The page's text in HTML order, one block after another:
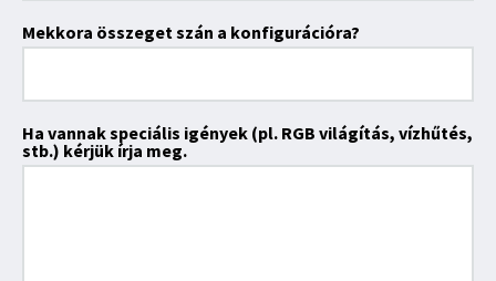
Mekkora összeget szán a konfigurációra?
Ha vannak speciális igények (pl. RGB világítás, vízhűtés,
stb.) kérjük írja meg.